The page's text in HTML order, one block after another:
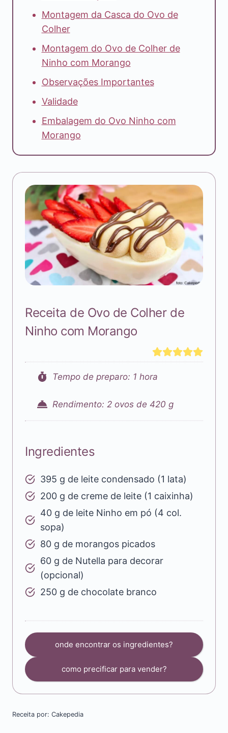
Montagem da Casca do Ovo de
Colher
Montagem do Ovo de Colher de
Ninho com Morango
Observações Importantes
Validade
Embalagem do Ovo Ninho com
Morango
Receita de Ovo de Colher de
Ninho com Morango
Tempo de preparo: 1 hora
Rendimento: 2 ovos de 420 g
Ingredientes
395 g de leite condensado (1 lata)
200 g de creme de leite (1 caixinha)
40 g de leite Ninho em pó (4 col.
sopa)
80 g de morangos picados
60 g de Nutella para decorar
(opcional)
250 g de chocolate branco
onde encontrar os ingredientes?
como precificar para vender?
Receita por: Cakepedia